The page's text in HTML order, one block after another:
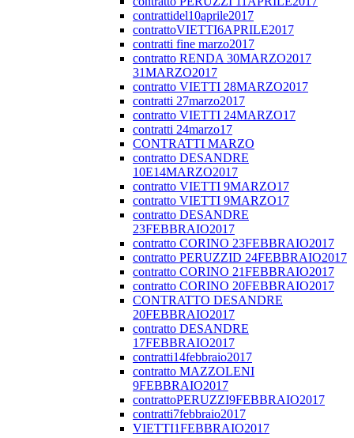
contrattidel10aprile2017
contrattoVIETTI6APRILE2017
contratti fine marzo2017
contratto RENDA 30MARZO2017
31MARZO2017
contratto VIETTI 28MARZO2017
contratti 27marzo2017
contratto VIETTI 24MARZO17
contratti 24marzo17
CONTRATTI MARZO
contratto DESANDRE
10E14MARZO2017
contratto VIETTI 9MARZO17
contratto VIETTI 9MARZO17
contratto DESANDRE
23FEBBRAIO2017
contratto CORINO 23FEBBRAIO2017
contratto PERUZZID 24FEBBRAIO2017
contratto CORINO 21FEBBRAIO2017
contratto CORINO 20FEBBRAIO2017
CONTRATTO DESANDRE
20FEBBRAIO2017
contratto DESANDRE
17FEBBRAIO2017
contratti14febbraio2017
contratto MAZZOLENI
9FEBBRAIO2017
contrattoPERUZZI9FEBBRAIO2017
contratti7febbraio2017
VIETTI1FEBBRAIO2017